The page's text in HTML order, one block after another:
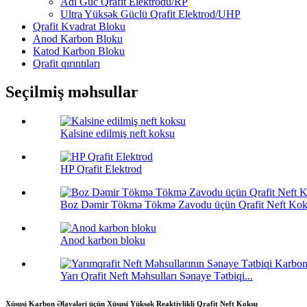
Ultra Yüksək Güclü Qrafit Elektrod/UHP
Qrafit Kvadrat Bloku
Anod Karbon Bloku
Katod Karbon Bloku
Qrafit qırıntıları
Seçilmiş məhsullar
Kalsine edilmiş neft koksu
HP Qrafit Elektrod
Boz Dəmir Tökmə Tökmə Zavodu üçün Qrafit Neft
Anod karbon bloku
Yarı Qrafit Neft Məhsulları Sənaye Tətbiqi...
Xüsusi Karbon Əlavələri üçün Xüsusi Yüksək Reaktivlikli Qrafit Neft Koksu